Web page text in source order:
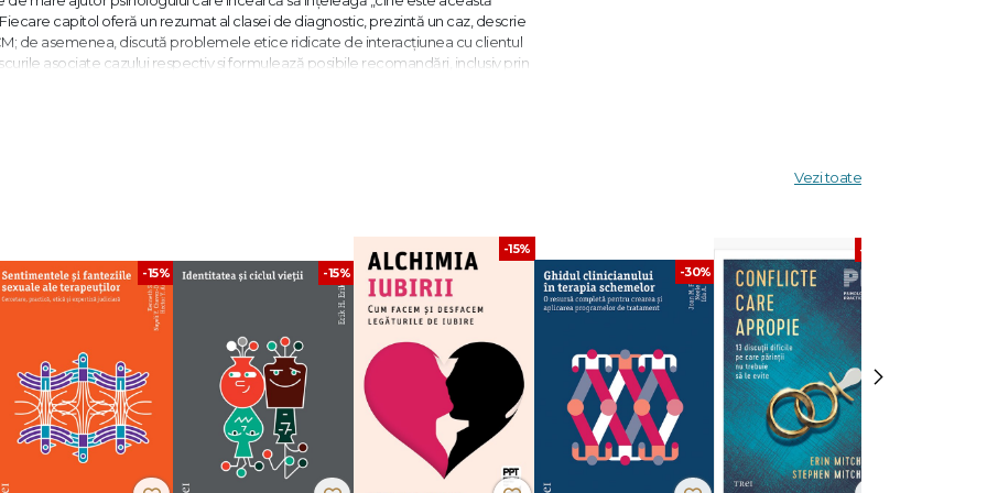
capitol oferă un rezumat al clasei de diagnostic, prezintă un caz, descrie
de asemenea, discută problemele etice ridicate de interacțiunea cu clientul
asociate cazului respectiv și formulează posibile recomandări, inclusiv prin
și în contextul educațional dedicat diagnozei, adică acele diagnostice care se
este extrem de utilă psihologilor, psihiatrilor, studenților și tuturor celor
neuropsihologică și psihoterapia de familie.
University și este director de formare la University of California Counseling
etapele necesare pentru obținerea competenței în profesarea psihologiei,
stagiile de practică și lucru în supervizare, precum și stagiul postdoctoral.
studiu și obțineți atestatul de psiholog autonom, este datoria dumneavoastră
se termină odată cu obținerea diplomei și nici măcar odată cu obținerea
de competență înseamnă un efort pe care trebuie să-l faceți de-a
ideea fundamentală de care sperăm să țineți cont atunci când citiți această
Vezi toate
-15% -15%
-15%
-30%
-30%
›